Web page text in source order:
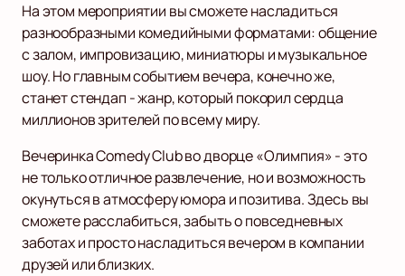
На этом мероприятии вы сможете насладиться
разнообразными комедийными форматами: общение
с залом, импровизацию, миниатюры и музыкальное
шоу. Но главным событием вечера, конечно же,
станет стендап - жанр, который покорил сердца
миллионов зрителей по всему миру.
Вечеринка Comedy Club во дворце «Олимпия» - это
не только отличное развлечение, но и возможность
окунуться в атмосферу юмора и позитива. Здесь вы
сможете расслабиться, забыть о повседневных
заботах и просто насладиться вечером в компании
друзей или близких.